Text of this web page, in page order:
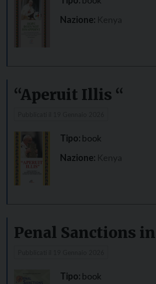
Nazione:
“Aperuit Illis “
Tipo: book
Nazione:
Penal Sanctions
Tipo: book